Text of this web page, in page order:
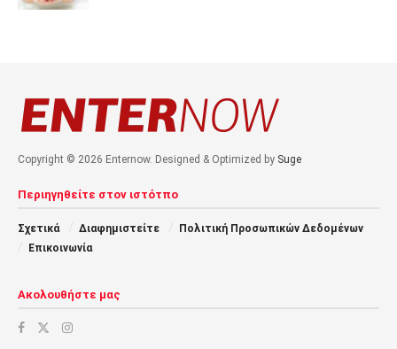
Copyright © 2026 Enternow. Designed & Optimized by Suge
Περιηγηθείτε στον ιστότπο
Σχετικά Διαφημιστείτε
Πολιτική Προσωπικών Δεδομένων
Επικοινωνία
Ακολουθήστε μας